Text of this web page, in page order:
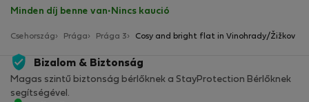
Minden díj benne van· Nincs kaució
Csehország Prága Prága 3 Cosy and bright flat in Vinohrady/Žižkov
Bizalom & Biztonság
Magas szintű biztonság bérlőknek a StayProtection Bérlőknek
segítségével.